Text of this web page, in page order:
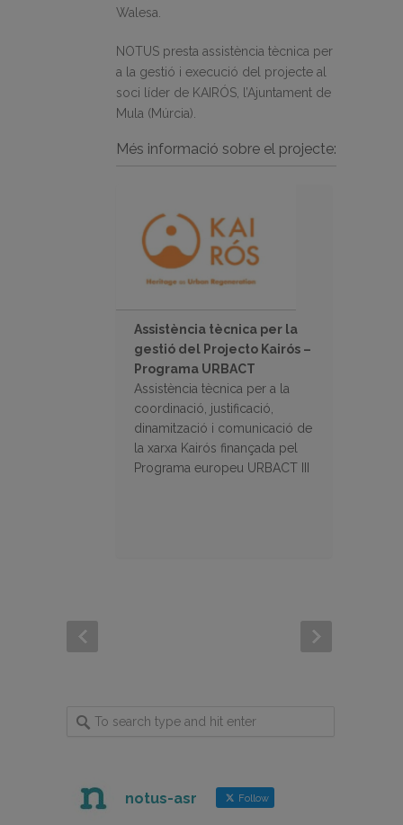
Walesa.
NOTUS presta assistència tècnica per
a la gestió i execució del projecte al
soci líder de KAIRÓS, l’Ajuntament de
Mula (Múrcia).
Més informació sobre el projecte:
Assistència tècnica per la
gestió del Projecto Kairós –
Programa URBACT
Assistència tècnica per a la
coordinació, justificació,
dinamització i comunicació de
la xarxa Kairós finançada pel
Programa europeu URBACT III
notus-asr Follow